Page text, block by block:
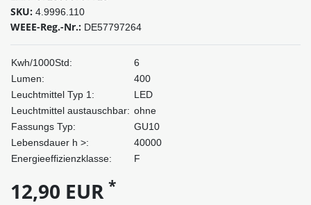
SKU: 4.9996.110
WEEE-Reg.-Nr.: DE57797264
Kwh/1000Std:
6
Lumen:
400
Leuchtmittel Typ 1:
LED
Leuchtmittel austauschbar: ohne
Fassungs Typ:
GU10
Lebensdauer h >:
40000
Energieeffizienzklasse:
F
12,90 EUR *